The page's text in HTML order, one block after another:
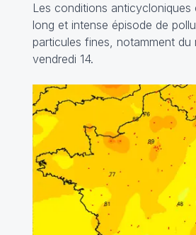
Les conditions
long et intense épisode de
particules fines, notamment du
vendredi 14.